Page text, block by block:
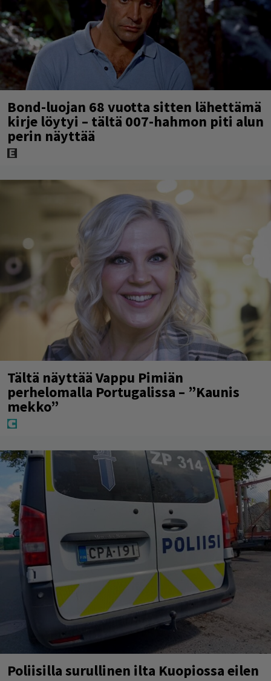
Bond-luojan 68 vuotta sitten lähettämä
kirje löytyi – tältä 007-hahmon piti alun
perin näyttää
Tältä näyttää Vappu Pimiän
perhelomalla Portugalissa – ”Kaunis
mekko”
Poliisilla surullinen ilta Kuopiossa eilen